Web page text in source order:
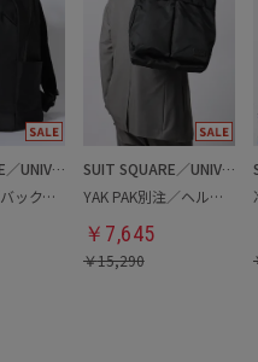
SUIT SQUARE／UNIVERSAL LANGUAGE
最高バッグ／バックパック
SUIT SQUARE／UNIVERSAL LANGUAGE
YAK PAK別注／ヘルメットバッグ
￥ 7,645
￥15,290